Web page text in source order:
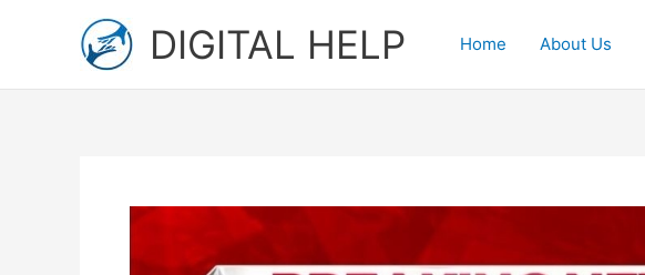
DIGITAL HELP Home About Us